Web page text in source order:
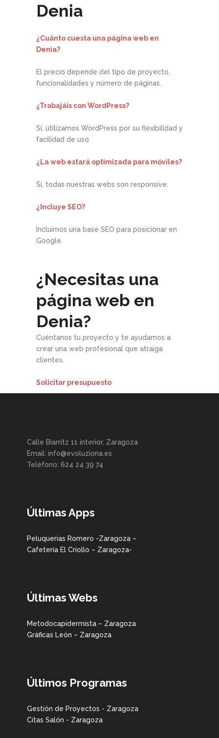
Denia
¿Cuánto cuesta una página web en
Denia?
El precio depende del tipo de proyecto,
funcionalidades y número de páginas.
¿Trabajáis con WordPress?
Sí, utilizamos WordPress por su flexibilidad y
facilidad de uso.
¿La web estará optimizada para móviles?
Sí, todas nuestras webs son responsive.
¿Incluye SEO?
Incluimos una base SEO para posicionar en
Google.
¿Necesitas una
página web en
Denia?
Cuéntanos tu proyecto y te ayudamos a
crear una web profesional que atraiga
clientes.
Solicitar presupuesto
Calle Biarritz 11 interior, Zaragoza
Email: info@evoluziona.es
Teléfono: 624 24 39 74
Últimas Apps
Peluquerias Romero -Zaragoza –
Cafetería El Criollo – Zaragoza-
Últimas Webs
Metodocapidermista – Zaragoza
Gráficas León – Zaragoza
Últimos Programas
Gestión de Proyectos - Zaragoza
Citas Salón - Zaragoza